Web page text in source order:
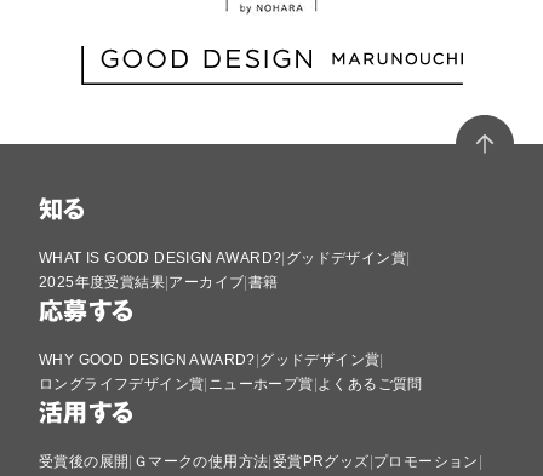
知る
WHAT IS GOOD DESIGN AWARD? グッドデザイン賞
2025年度受賞結果 アーカイブ 書籍
応募する
WHY GOOD DESIGN AWARD? グッドデザイン賞
ロングライフデザイン賞 ニューホープ賞 よくあるご質問
活用する
受賞後の展開 Ｇマークの使用方法 受賞PRグッズ プロモーション